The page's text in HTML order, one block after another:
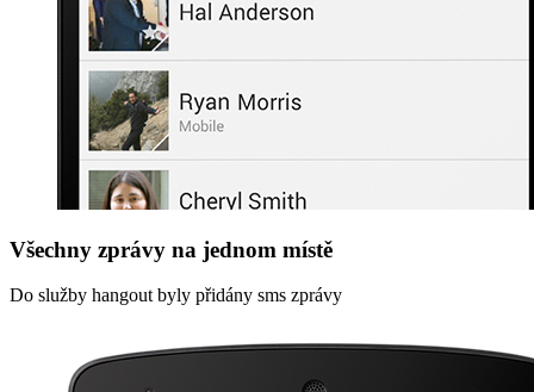
Všechny zprávy na jednom místě
Do služby hangout byly přidány sms zprávy